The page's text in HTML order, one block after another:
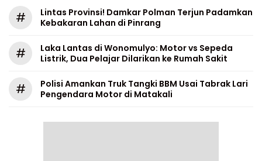
#
Lintas Provinsi! Damkar Polman Terjun Padamkan
Kebakaran Lahan di Pinrang
#
Laka Lantas di Wonomulyo: Motor vs Sepeda
Listrik, Dua Pelajar Dilarikan ke Rumah Sakit
#
Polisi Amankan Truk Tangki BBM Usai Tabrak Lari
Pengendara Motor di Matakali